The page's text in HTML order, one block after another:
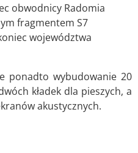
obwodnicy Radomia
fragmentem S7
województwa
ponadto wybudowanie 20
kładek dla pieszych, a
akustycznych.